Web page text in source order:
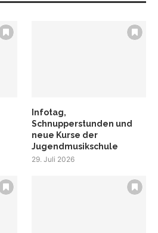
Infotag,
Schnupperstunden und
neue Kurse der
Jugendmusikschule
29. Juli 2026